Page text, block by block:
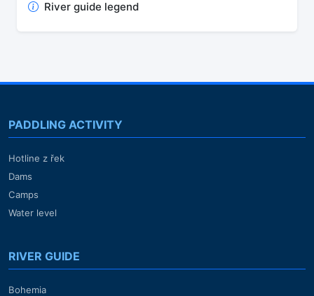
River guide legend
PADDLING ACTIVITY
Hotline z řek
Dams
Camps
Water level
RIVER GUIDE
Bohemia